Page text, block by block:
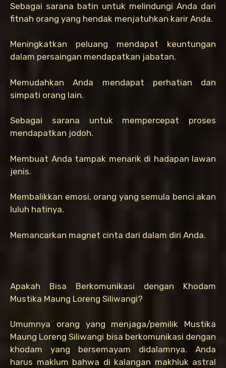
Sebagai sarana batin untuk melindungi Anda dari
fitnah orang yang hendak menjatuhkan karir Anda.
Meningkatkan peluang mendapat keuntungan
dalam persaingan mendapatkan jabatan.
Memudahkan Anda mendapat perhatian dan
simpati orang lain.
Sebagai sarana untuk mempercepat proses
mendapatkan jodoh.
Membuat Anda tampak menarik di hadapan lawan
jenis.
Membalikkan emosi, orang yang semula benci akan
luluh hatinya.
Memancarkan magnet cinta dari dalam diri Anda.
Apakah Bisa Berkomunikasi dengan Khodam
Mustika Maung Loreng Siliwangi?
Umumnya orang yang menjaga/pemilik Mustika
Maung Loreng Siliwangi bisa berkomunikasi dengan
khodam yang bersemayam didalamnya. Anda
harus maklum bahwa di kalangan makhluk astral